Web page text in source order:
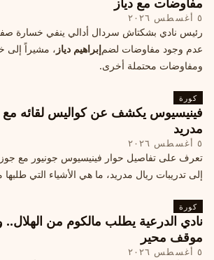
٥ أغسطس ٢٠٢٦
رئيس نادي بشكتاش سردال أدالي ينفي خسارة
عدم وجود مفاوضات لضمإبراهيم دياز ، مشيراً إلى
ومفاوضات محتملة أخرى.
كورة
فينيسيوس يكشف عن كواليس لقائه مع
مدريد
٥ أغسطس ٢٠٢٦
تعرف على تفاصيل حوار فينيسيوس جونيور مع
إلى تدريبات ريال مدريد، ما هي الأشياء التي طلبها
كورة
نادي الدرعية يطلب مالكوم من
موقف محير
٥ أغسطس ٢٠٢٦